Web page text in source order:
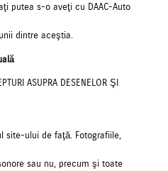
putea s-o aveţi cu DAAC-Auto
dintre aceştia.
ASUPRA DESENELOR ŞI
site-ului de faţă. Fotografiile,
sau nu, precum şi toate